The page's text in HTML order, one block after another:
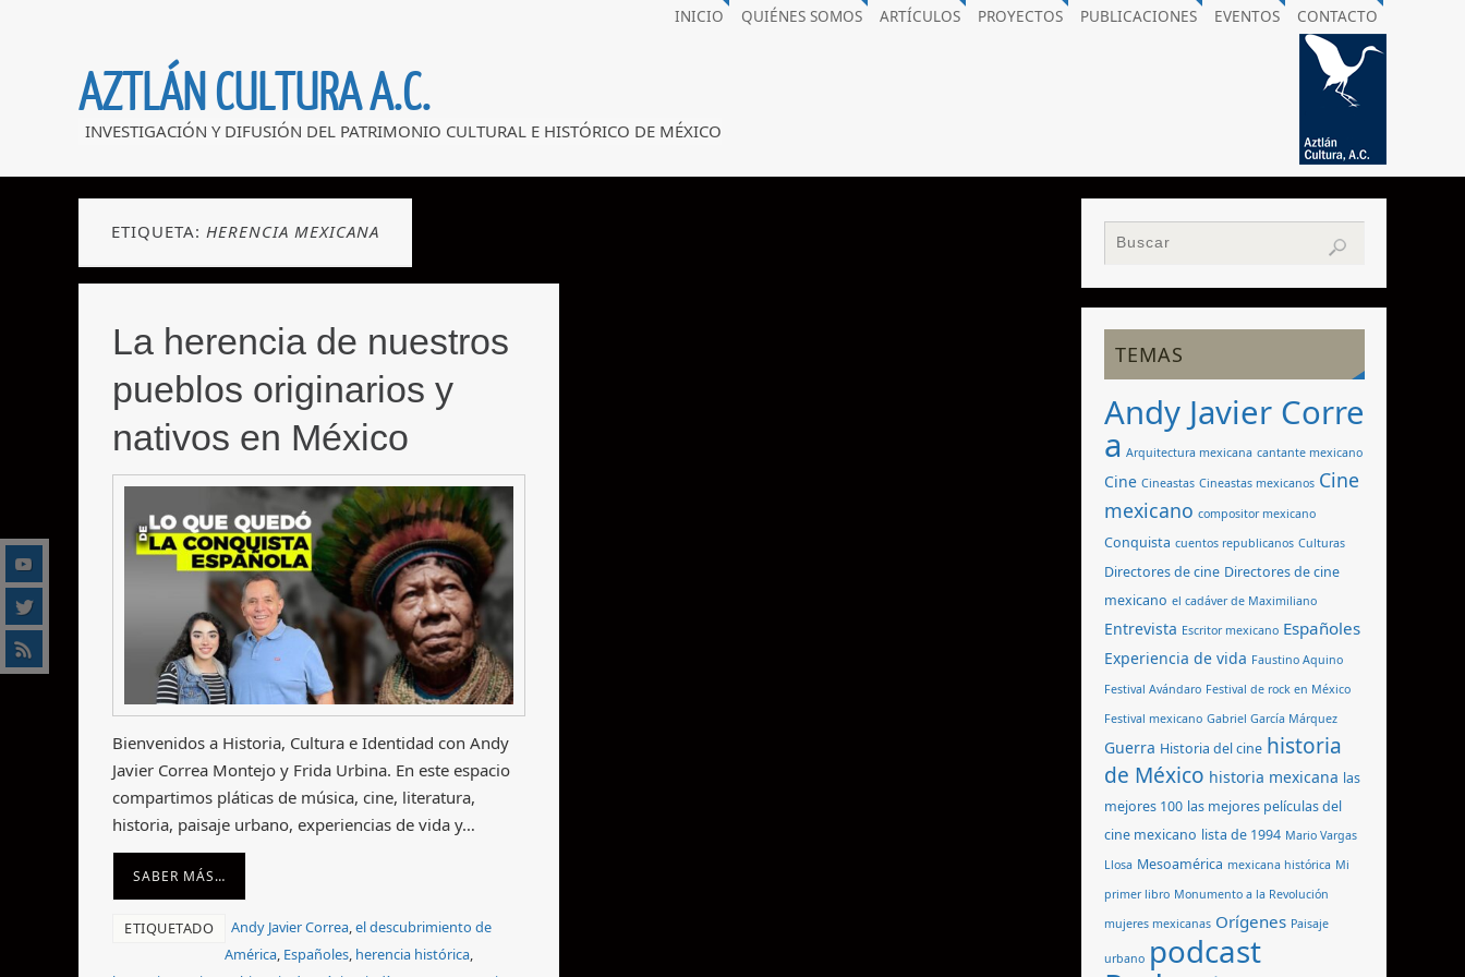
INICIO QUIÉNES SOMOS ARTÍCULOS PROYECTOS PUBLICACIONES EVENTOS CONTACTO
AZTLÁN CULTURA A.C.
INVESTIGACIÓN Y DIFUSIÓN DEL PATRIMONIO CULTURAL E HISTÓRICO DE MÉXICO
ETIQUETA: HERENCIA MEXICANA
La herencia de nuestros
pueblos originarios y
nativos en México
Bienvenidos a Historia, Cultura e Identidad con Andy
Javier Correa Montejo y Frida Urbina. En este espacio
compartimos pláticas de música, cine, literatura,
historia, paisaje urbano, experiencias de vida y…
SABER MÁS…
ETIQUETADO Andy Javier Correa,el descubrimiento de
América, Españoles, herencia histórica,
TEMAS
Andy Javier Corre
a Arquitectura mexicana cantante mexicano
Cine Cineastas Cineastas mexicanos Cine
mexicano compositor mexicano
Conquista cuentos republicanos Culturas
Directores de cine Directores de cine
mexicano el cadáver de Maximiliano
Entrevista Escritor mexicano Españoles
Experiencia de vida Faustino Aquino
Festival Avándaro Festival de rock en México
Festival mexicano Gabriel García Márquez
Guerra Historia del cine historia
de México historia mexicana las
mejores 100 las mejores películas del
cine mexicano lista de 1994 Mario Vargas
Llosa Mesoamérica mexicana histórica Mi
primer libro Monumento a la Revolución
mujeres mexicanas Orígenes Paisaje
urbano podcast